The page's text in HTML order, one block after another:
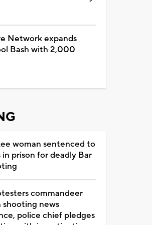
Network expands
Bash with 2,000
woman sentenced to
in prison for deadly Bar
commandeer
shooting news
police chief pledges